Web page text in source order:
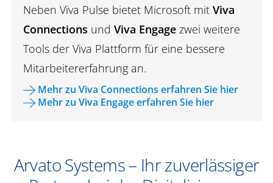
Neben Viva Pulse bietet Microsoft mit Viva
Connections und Viva Engage zwei weitere
Tools der Viva Plattform für eine bessere
Mitarbeitererfahrung an.
Mehr zu Viva Connections erfahren Sie hier
Mehr zu Viva Engage erfahren Sie hier
Arvato Systems – Ihr zuverlässiger